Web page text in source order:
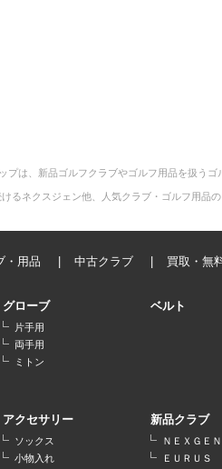
は、新品ゴルフクラブやゴルフ用品を扱うゴ
るネクスジェン他、人気クラブ・ゴルフ用品
・用品 中古クラブ 買取・無
グローブ
片手用
両手用
ミトン
ベルト
アクセサリー
ソックス
小物入れ
新品クラブ
ＮＥＸＧＥＮ
ＥＵＲＵＳ